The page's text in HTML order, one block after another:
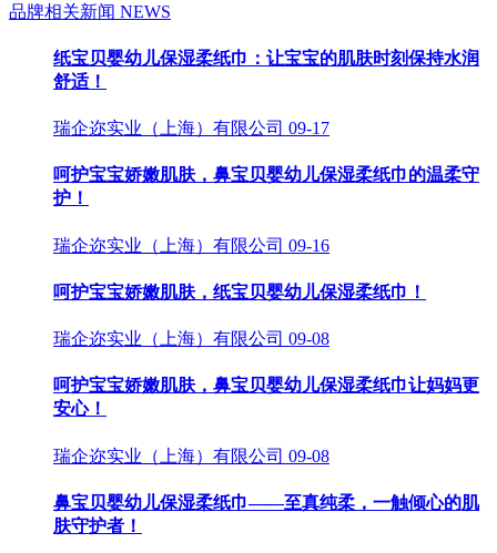
品牌相关新闻 NEWS
纸宝贝婴幼儿保湿柔纸巾：让宝宝的肌肤时刻保持水润
舒适！
瑞企迩实业（上海）有限公司 09-17
呵护宝宝娇嫩肌肤，鼻宝贝婴幼儿保湿柔纸巾的温柔守
护！
瑞企迩实业（上海）有限公司 09-16
呵护宝宝娇嫩肌肤，纸宝贝婴幼儿保湿柔纸巾！
瑞企迩实业（上海）有限公司 09-08
呵护宝宝娇嫩肌肤，鼻宝贝婴幼儿保湿柔纸巾让妈妈更
安心！
瑞企迩实业（上海）有限公司 09-08
鼻宝贝婴幼儿保湿柔纸巾——至真纯柔，一触倾心的肌
肤守护者！